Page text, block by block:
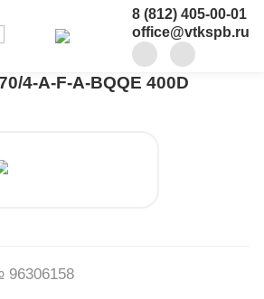
8 (812) 405-00-01
office@vtkspb.ru
4-A-F-A-BQQE 400D
96306158